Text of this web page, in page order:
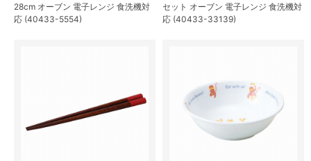
28cm オーブン 電子レンジ 食洗機対
応 (40433-5554)
セット オーブン 電子レンジ 食洗機対
応 (40433-33139)